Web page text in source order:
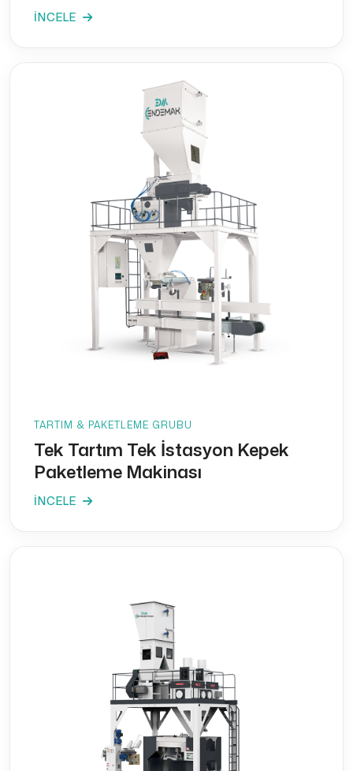
İNCELE
TARTIM & PAKETLEME GRUBU
Tek Tartım Tek İstasyon Kepek
Paketleme Makinası
İNCELE